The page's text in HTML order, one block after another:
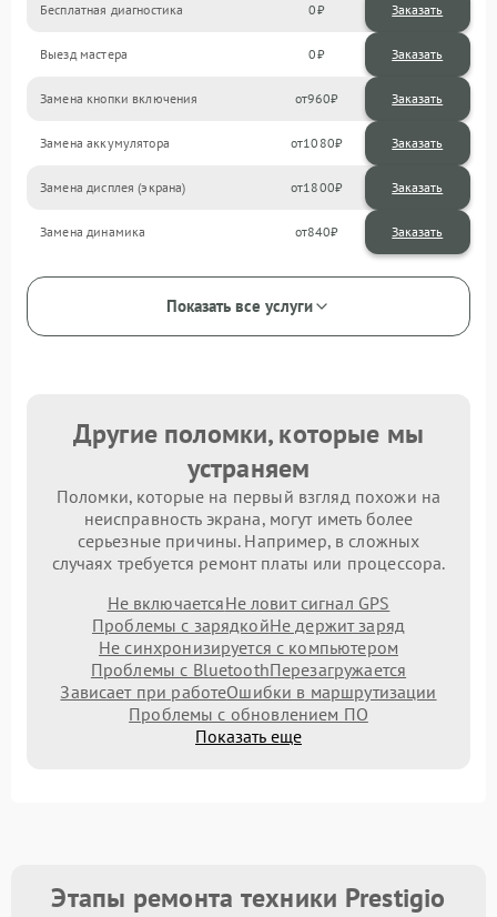
Бесплатная диагностика 0 Заказать
Выезд мастера 0 Заказать
Замена кнопки включения 960
Замена аккумулятора 1080
Замена дисплея (экрана) 1800
Замена динамика 840
Показать все услуги
Другие поломки, которые мы
устраняем
Поломки, которые на первый взгляд похожи на
неисправность экрана, могут иметь более
серьезные причины. Например, в сложных
случаях требуется ремонт платы или процессора.
Не включаетсяНе ловит сигнал GPS
Проблемы с зарядкойНе держит заряд
Не синхронизируется с компьютером
Проблемы с BluetoothПерезагружается
Зависает при работеОшибки в маршрутизации
Проблемы с обновлением ПО
Показать еще
Этапы ремонта техники Prestigio